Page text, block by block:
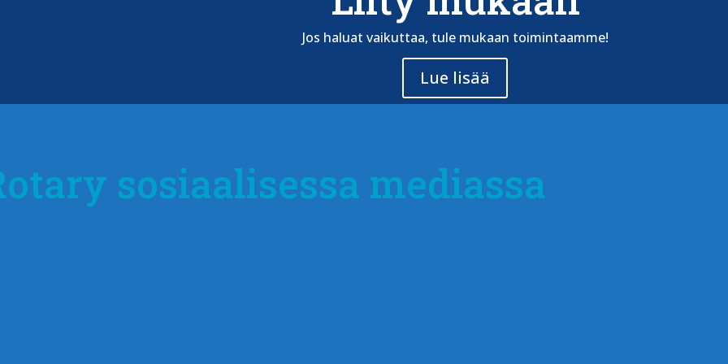
Jos haluat vaikuttaa, tule mukaan toimintaamme!
Lue lisää
sosiaalisessa mediassa